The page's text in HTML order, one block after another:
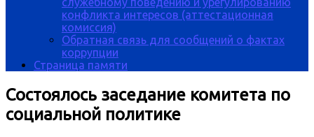
конфликта интересов (аттестационная
комиссия)
Обратная связь для сообщений о фактах
коррупции
Страница памяти
Состоялось заседание комитета по
социальной политике